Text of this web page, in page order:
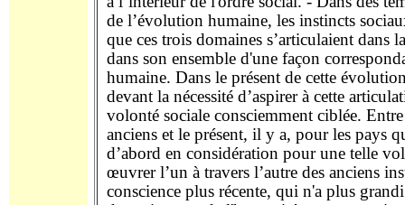
de l’évolution humaine, les instincts
que ces trois domaines s’articulaient dans
dans son ensemble d'une façon
humaine. Dans le présent de cette
devant la nécessité d’aspirer à cette
volonté sociale consciemment ciblée. Entre
anciens et le présent, il y a, pour les pays
d’abord en considération pour une telle
œuvrer l’un à travers l’autre des anciens
conscience plus récente, qui n'a plus